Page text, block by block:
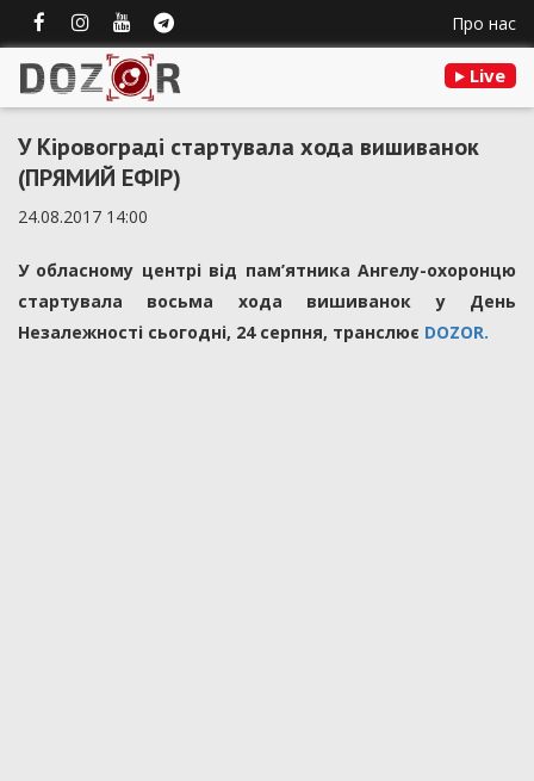
Про нас
Live
У Кіровограді стартувала хода вишиванок
(ПРЯМИЙ ЕФІР)
24.08.2017 14:00
У обласному центрі від пам’ятника Ангелу-охоронцю
стартувала восьма хода вишиванок у День
Незалежності сьогодні, 24 серпня, транслює DOZOR.